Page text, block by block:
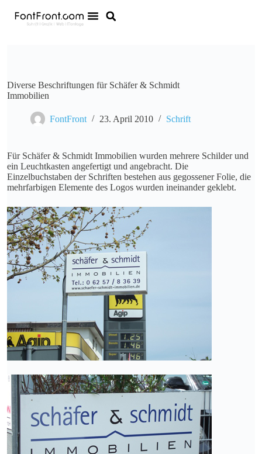
Diverse Beschriftungen für Schäfer & Schmidt
Immobilien
FontFront 23. April 2010 Schrift
Für Schäfer & Schmidt Immobilien wurden mehrere Schilder und
ein Leuchtkasten angefertigt und angebracht. Die
Einzelbuchstaben der Schriften bestehen aus gegossener Folie, die
mehrfarbigen Elemente des Logos wurden ineinander geklebt.